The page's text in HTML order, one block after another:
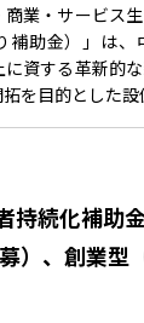
商業・サービス
補助金）」は
資する革新的
拓を目的とした
持続化補助
）、創業